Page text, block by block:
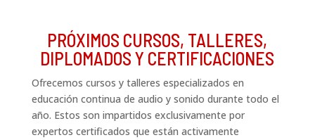
PRÓXIMOS CURSOS, TALLERES,
DIPLOMADOS Y CERTIFICACIONES
Ofrecemos cursos y talleres especializados en
educación continua de audio y sonido durante todo el
año. Estos son impartidos exclusivamente por
expertos certificados que están activamente